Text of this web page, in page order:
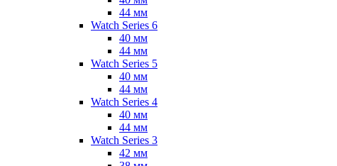
44 мм
Watch Series 6
40 мм
44 мм
Watch Series 5
40 мм
44 мм
Watch Series 4
40 мм
44 мм
Watch Series 3
42 мм